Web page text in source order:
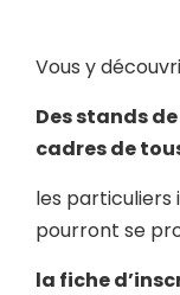
Vous y
Des stands
cadres de
les particuliers
pourront se
la fiche